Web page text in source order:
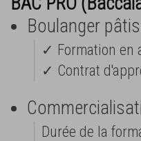
Boulanger
✓ Formation en
✓ Contrat
Durée de la